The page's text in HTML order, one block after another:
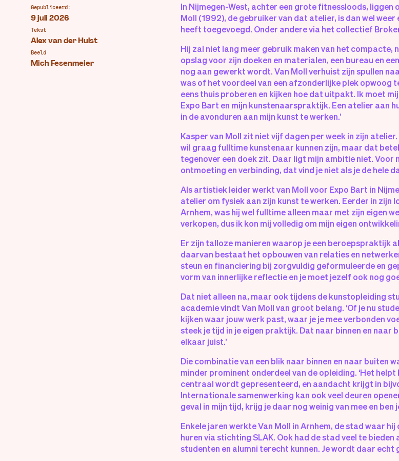
Gepubliceerd:
9 juli 2026
Tekst
Alex van der Hulst
Beeld
Mich Fesenmeier
In Nijmegen-West, achter een grote fitnessloods,
Moll (1992), de gebruiker van dat atelier, is dan wel
heeft toegevoegd. Onder andere via het collectief
Hij zal niet lang meer gebruik maken van het
opslag voor zijn doeken en materialen, een bureau en
nog aan gewerkt wordt. Van Moll verhuist zijn spullen
was of het voordeel van een afzonderlijke plek opwoog
eens thuis proberen en kijken hoe dat uitpakt. Ik moet
Expo Bart en mijn kunstenaarspraktijk. Een atelier aan
in de avonduren aan mijn kunst te werken.’
Kasper van Moll zit niet vijf dagen per week in zijn atelier.
wil graag fulltime kunstenaar kunnen zijn, maar dat
tegenover een doek zit. Daar ligt mijn ambitie niet.
ontmoeting en verbinding, dat vind je niet als je de hele
Als artistiek leider werkt van Moll voor Expo Bart in
atelier om fysiek aan zijn kunst te werken. Eerder in zijn
Arnhem, was hij wel fulltime alleen maar met zijn eigen
verkopen, dus ik kon mij volledig om mijn eigen
Er zijn talloze manieren waarop je een beroepspraktijk
daarvan bestaat het opbouwen van relaties en
steun en financiering bij zorgvuldig geformuleerde en
vorm van innerlijke reflectie en je moet jezelf ook nog
Dat niet alleen na, maar ook tijdens de kunstopleiding
academie vindt Van Moll van groot belang. ‘Of je nu
kijken waar jouw werk past, waar je je mee verbonden
steek je tijd in je eigen praktijk. Dat naar binnen en naar
elkaar juist.’
Die combinatie van een blik naar binnen en naar buiten
minder prominent onderdeel van de opleiding. ‘Het
centraal wordt gepresenteerd, en aandacht krijgt in
Internationale samenwerking kan ook veel deuren
geval in mijn tijd, krijg je daar nog weinig van mee en ben
Enkele jaren werkte Van Moll in Arnhem, de stad waar
huren via stichting SLAK. Ook had de stad veel te
studenten en alumni terecht kunnen. Je wordt daar echt